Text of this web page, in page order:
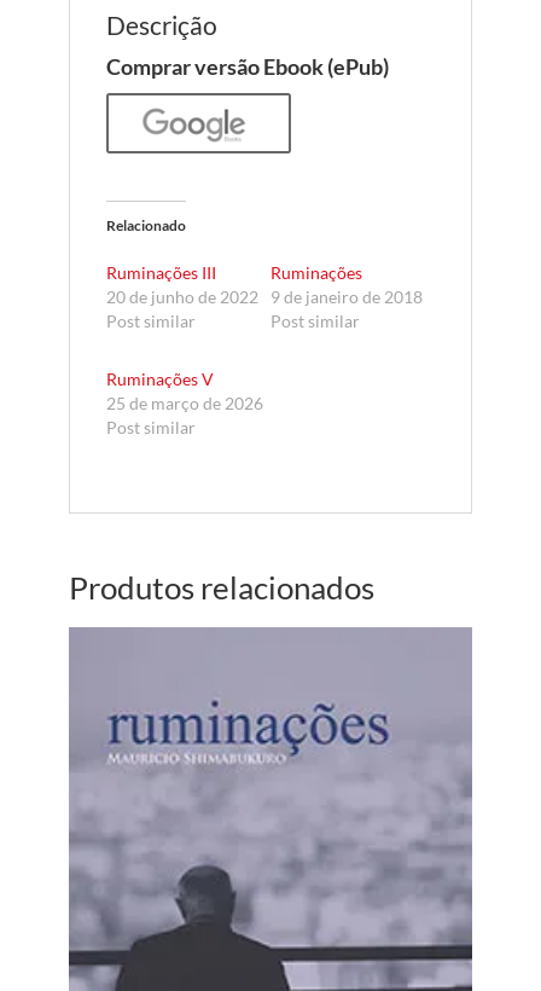
Descrição
Comprar versão Ebook (ePub)
Relacionado
Ruminações III
20 de junho de 2022
Post similar
Ruminações
9 de janeiro de 2018
Post similar
Ruminações V
25 de março de 2026
Post similar
Produtos relacionados